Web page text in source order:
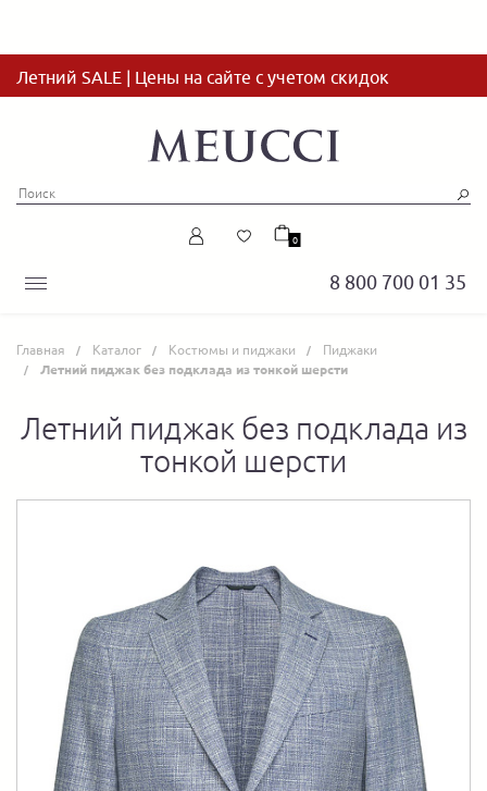
Летний SALE | Цены на сайте с учетом скидок
8 800 700 01 35
0
Главная Каталог Костюмы и пиджаки Пиджаки
Летний пиджак без подклада из тонкой шерсти
Летний пиджак без подклада из
тонкой шерсти